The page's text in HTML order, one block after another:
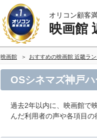
オリコン顧客
映画館
映画館 おすすめの映画館 近畿ラ
OSシネマズ神戸
過去2年以内に、映画館で
んだ利用者の声や各項目の